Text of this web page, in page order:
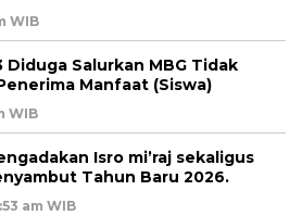
WIB
Diduga Salurkan MBG Tidak
Manfaat (Siswa)
WIB
Isro mi’raj sekaligus
Tahun Baru 2026.
am WIB